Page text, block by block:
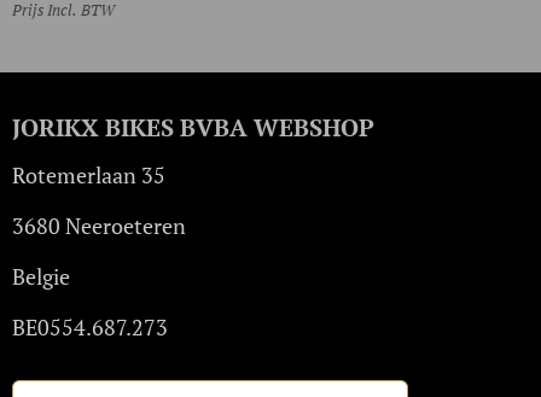
Prijs Incl. BTW
JORIKX BIKES BVBA WEBSHOP
Rotemerlaan 35
3680 Neeroeteren
Belgie
BE0554.687.273